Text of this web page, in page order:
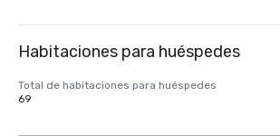
Habitaciones para huéspedes
Total de habitaciones para huéspedes
69